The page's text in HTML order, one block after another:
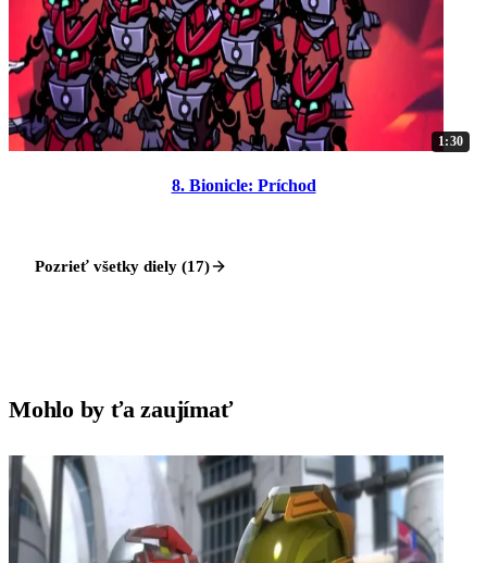
1:30
8. Bionicle: Príchod
Pozrieť všetky diely (17)
Mohlo by ťa zaujímať